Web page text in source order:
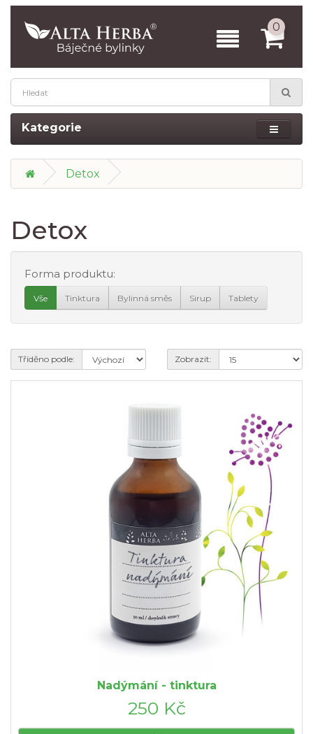
0
Kategorie
Detox
Detox
Forma produktu:
Vše Tinktura Bylinná směs Sirup Tablety
Tříděno podle: Zobrazit:
Nadýmání - tinktura
250 Kč